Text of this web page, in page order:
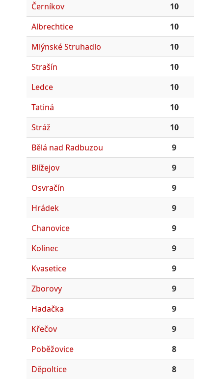
Černíkov
10
Albrechtice
10
Mlýnské Struhadlo
10
Strašín
10
Ledce
10
Tatiná
10
Stráž
10
Bělá nad Radbuzou
9
Blížejov
9
Osvračín
9
Hrádek
9
Chanovice
9
Kolinec
9
Kvasetice
9
Zborovy
9
Hadačka
9
Křečov
9
Poběžovice
8
Děpoltice
8